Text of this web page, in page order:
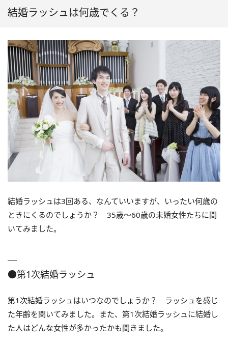
結婚ラッシュは何歳でくる？
結婚ラッシュは3回ある、なんていいますが、いったい何歳の
ときにくるのでしょうか？ 35歳～60歳の未婚女性たちに聞
いてみました。
●第1次結婚ラッシュ
第1次結婚ラッシュはいつなのでしょうか？ ラッシュを感じ
た年齢を聞いてみました。また、第1次結婚ラッシュに結婚し
た人はどんな女性が多かったかも聞きました。